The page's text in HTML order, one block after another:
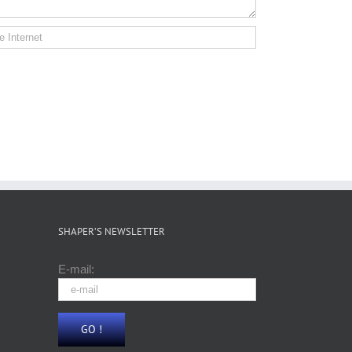
SHAPER’S NEWSLETTER
E-mail: